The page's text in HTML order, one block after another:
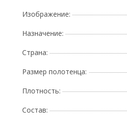
Изображение:
Назначение:
Страна:
Размер полотенца:
Плотность:
Состав: